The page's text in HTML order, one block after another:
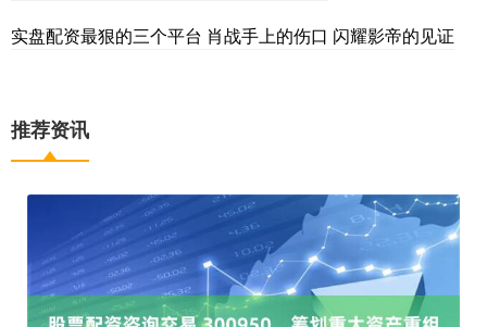
实盘配资最狠的三个平台 肖战手上的伤口 闪耀影帝的见证
推荐资讯